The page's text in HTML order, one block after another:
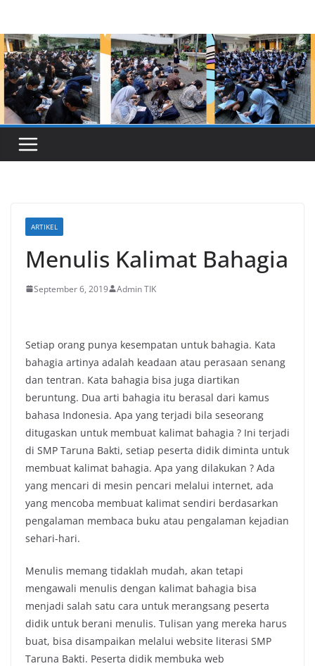
content
ARTIKEL
Menulis Kalimat Bahagia
September 6, 2019 Admin TIK
Setiap orang punya kesempatan untuk bahagia. Kata
bahagia artinya adalah keadaan atau perasaan senang
dan tentran. Kata bahagia bisa juga diartikan
beruntung. Dua arti bahagia itu berasal dari kamus
bahasa Indonesia. Apa yang terjadi bila seseorang
ditugaskan untuk membuat kalimat bahagia ? Ini terjadi
di SMP Taruna Bakti, setiap peserta didik diminta untuk
membuat kalimat bahagia. Apa yang dilakukan ? Ada
yang mencari di mesin pencari melalui internet, ada
yang mencoba membuat kalimat sendiri berdasarkan
pengalaman membaca buku atau pengalaman kejadian
sehari-hari.
Menulis memang tidaklah mudah, akan tetapi
mengawali menulis dengan kalimat bahagia bisa
menjadi salah satu cara untuk merangsang peserta
didik untuk berani menulis. Tulisan yang mereka harus
buat, bisa disampaikan melalui website literasi SMP
Taruna Bakti. Peserta didik membuka web